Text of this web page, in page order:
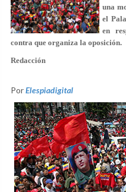
una
el
en
contra que organiza la oposición.
Redacción
PorElespiadigital